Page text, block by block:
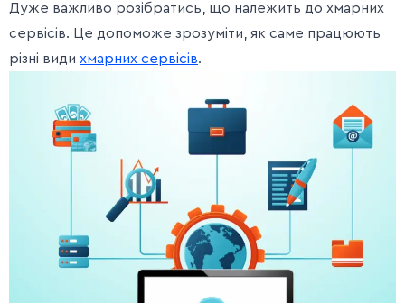
Дуже важливо розібратись, що належить до хмарних
сервісів. Це допоможе зрозуміти, як саме працюють
різні види хмарних сервісів.